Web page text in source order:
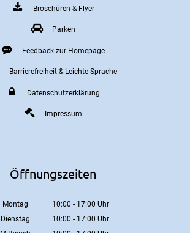
Broschüren & Flyer
Parken
Feedback zur Homepage
Barrierefreiheit & Leichte Sprache
Datenschutzerklärung
Impressum
Öffnungszeiten
Montag 10:00 - 17:00 Uhr
Von 10:00 bis 17:00 Uhr
Dienstag 10:00 - 17:00 Uhr
Von 10:00 bis 17:00 Uhr